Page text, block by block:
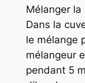
Mélanger
Dans la
le mélange
mélangeur
pendant 5